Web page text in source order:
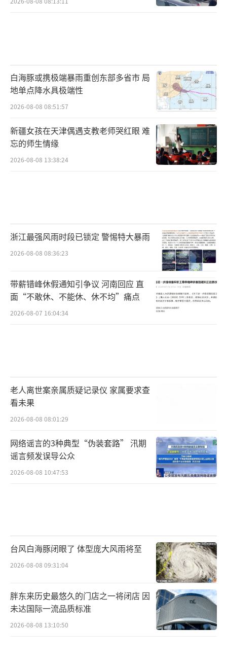
白海豚或携极端暴雨重创东部多省市 局
地单点降水具极端性
2026-08-08 08:51:57
新疆女孩在天津偶遇支教老师哭红眼 难
忘的师生情缘
2026-08-08 13:38:24
浙江最强风雨时段已锁定 警惕特大暴雨
2026-08-08 08:36:23
带薪错峰休假通知引争议 河南回应 直
面“不敢休、不能休、休不均”痛点
2026-08-07 16:04:34
老人离世案亲属质疑记录仪 家属要求查
看未果
2026-08-08 08:01:29
网络谣言的3种典型“伪装套路” 汛期
谣言频发误导公众
2026-08-08 10:47:53
台风白海豚闭眼了 体型庞大风雨将至
2026-08-08 09:31:04
胖东来历史最悠久的门店之一将闭店 因
未达国际一流品质标准
2026-08-08 13:10:50